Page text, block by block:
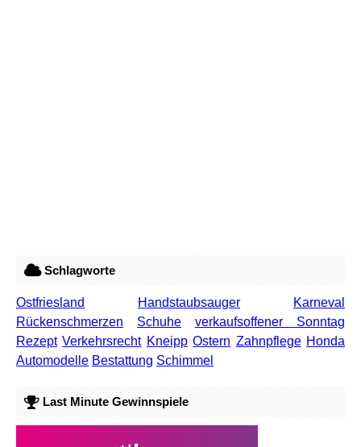
Schlagworte
Ostfriesland Handstaubsauger
Karneval
Rückenschmerzen
Schuhe
verkaufsoffener Sonntag
Rezept Verkehrsrecht Kneipp Ostern Zahnpflege Honda
Automodelle Bestattung Schimmel
Last Minute Gewinnspiele